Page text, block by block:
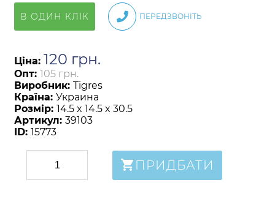
В ОДИН КЛІК ПЕРЕДЗВОНІТЬ
Ціна: 120 грн.
Опт: 105 грн.
Виробник: Tigres
Країна: Украина
Розмір: 14.5 x 14.5 x 30.5
Артикул: 39103
ID: 15773
ПРИДБАТИ